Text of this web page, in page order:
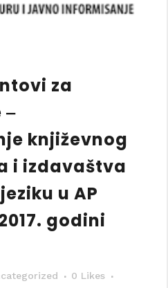
za
književnog
i izdavaštva
u AP
godini
0 Likes